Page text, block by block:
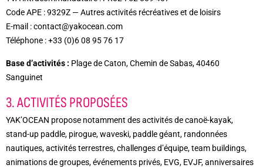
Code APE : 9329Z — Autres activités récréatives et de loisirs
E-mail : contact@yakocean.com
Téléphone : +33 (0)6 08 95 76 17
Base d’activités : Plage de Caton, Chemin de Sabas, 40460
Sanguinet
3. ACTIVITÉS PROPOSÉES
YAK’OCEAN propose notamment des activités de canoë-kayak,
stand-up paddle, pirogue, waveski, paddle géant, randonnées
nautiques, activités terrestres, challenges d’équipe, team buildings,
animations de groupes, événements privés, EVG, EVJF, anniversaires